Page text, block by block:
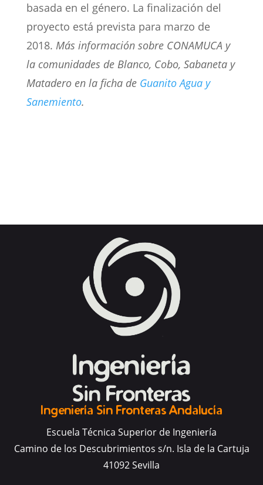
basada en el género. La finalización del
proyecto está prevista para marzo de
2018. Más información sobre CONAMUCA y
la comunidades de Blanco, Cobo, Sabaneta y
Matadero en la ficha de Guanito Agua y
Sanemiento.
Ingeniería Sin Fronteras Andalucía
Escuela Técnica Superior de Ingeniería
Camino de los Descubrimientos s/n. Isla de la Cartuja
41092 Sevilla